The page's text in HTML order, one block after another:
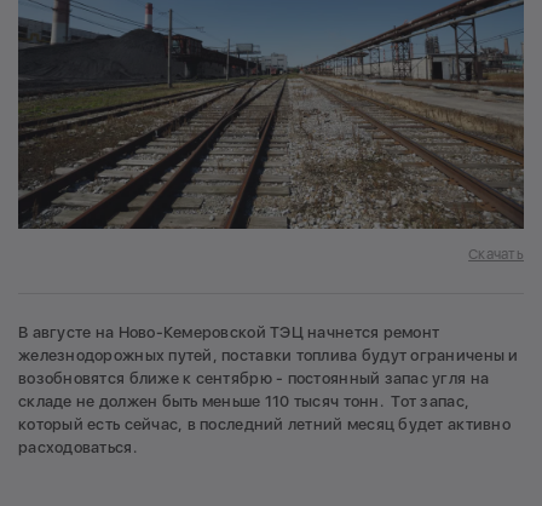
Скачать
В августе на Ново-Кемеровской ТЭЦ начнется ремонт
железнодорожных путей, поставки топлива будут ограничены и
возобновятся ближе к сентябрю - постоянный запас угля на
складе не должен быть меньше 110 тысяч тонн. Тот запас,
который есть сейчас, в последний летний месяц будет активно
расходоваться.